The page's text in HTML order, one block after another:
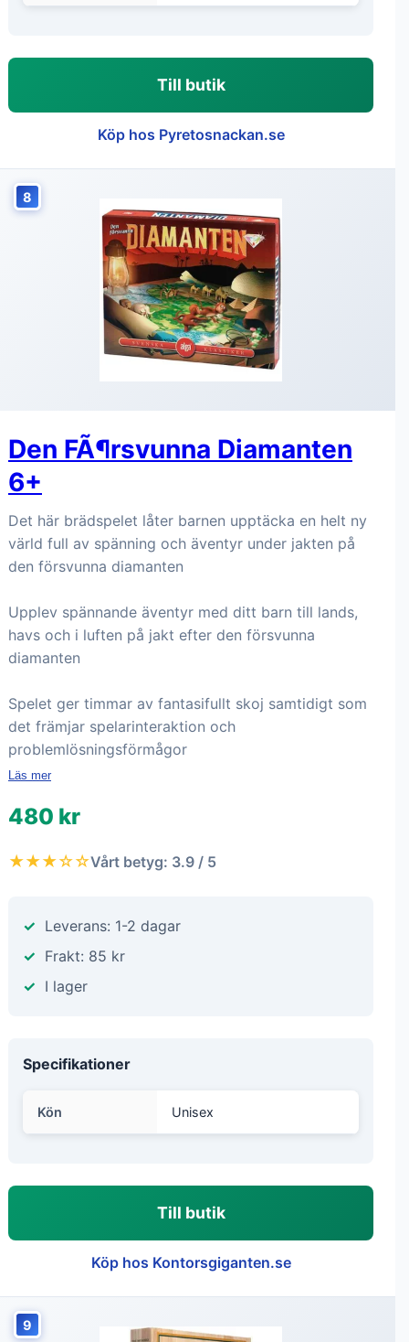
Till butik
Köp hos Pyretosnackan.se
8
Den FÃ¶rsvunna Diamanten
6+
Det här brädspelet låter barnen upptäcka en helt ny
värld full av spänning och äventyr under jakten på
den försvunna diamanten
Upplev spännande äventyr med ditt barn till lands,
havs och i luften på jakt efter den försvunna
diamanten
Spelet ger timmar av fantasifullt skoj samtidigt som
det främjar spelarinteraktion och
problemlösningsförmågor
Läs mer
480 kr
★★★☆☆Vårt betyg: 3.9 / 5
Leverans: 1-2 dagar
Frakt: 85 kr
I lager
Specifikationer
Kön Unisex
Till butik
Köp hos Kontorsgiganten.se
9